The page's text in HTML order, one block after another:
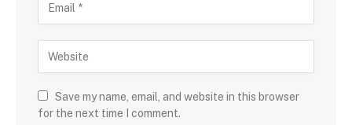
Save my name, email, and website in this browser
for the next time I comment.